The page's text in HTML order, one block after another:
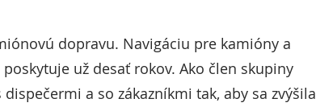
dopravu. Navigáciu pre kamióny a
už desať rokov. Ako člen skupiny
a so zákazníkmi tak, aby sa zvýšila